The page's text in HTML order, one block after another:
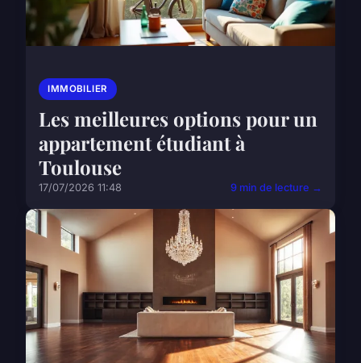
IMMOBILIER
Les meilleures options pour un
appartement étudiant à
Toulouse
17/07/2026 11:48 9 min de lecture →